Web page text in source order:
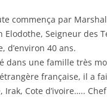
commença par
Elodothe, Seigneur des
d’environ 40 ans.
dans une famille très
française, il a
Irak, Cote d’ivoire…..